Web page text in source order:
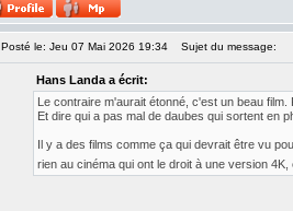
Posté le: Jeu 07 Mai 2026 19:34 Sujet du message:
Hans Landa a écrit:
Le contraire m'aurait étonné, c'est un beau
Et dire qui a pas mal de daubes qui sortent en
Il y a des films comme ça qui devrait être vu
rien au cinéma qui ont le droit à une version